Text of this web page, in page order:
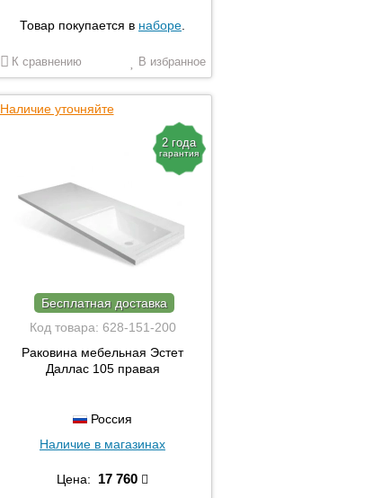
Товар покупается в наборе
К сравнению В избранное
Наличие уточняйте
2 года
гарантия
Бесплатная доставка
Код товара: 628-151-200
Раковина мебельная Эстет
Даллас 105 правая
Россия
Наличие в магазинах
Цена: 17 760